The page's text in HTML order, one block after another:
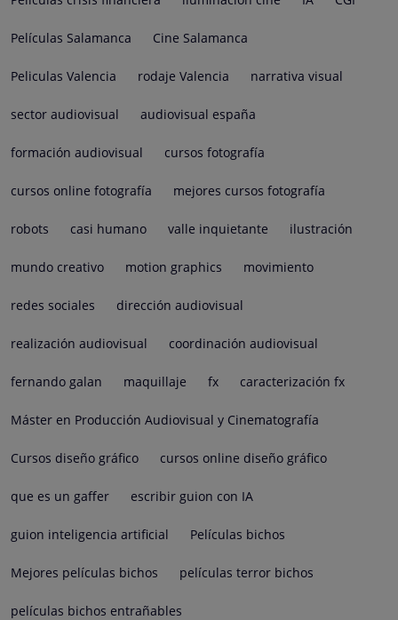
Películas Salamanca Cine Salamanca
Peliculas Valencia rodaje Valencia narrativa visual
sector audiovisual audiovisual españa
formación audiovisual cursos fotografía
cursos online fotografía mejores cursos fotografía
robots casi humano valle inquietante ilustración
mundo creativo motion graphics movimiento
redes sociales dirección audiovisual
realización audiovisual coordinación audiovisual
fernando galan maquillaje fx caracterización fx
Máster en Producción Audiovisual y Cinematografía
Cursos diseño gráfico cursos online diseño gráfico
que es un gaffer escribir guion con IA
guion inteligencia artificial Películas bichos
Mejores películas bichos películas terror bichos
películas bichos entrañables